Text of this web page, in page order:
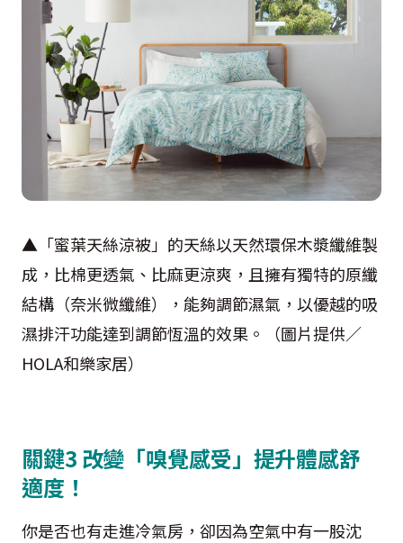
▲「蜜葉天絲涼被」的天絲以天然環保木漿纖維製
成，比棉更透氣、比麻更涼爽，且擁有獨特的原纖
結構（奈米微纖維），能夠調節濕氣，以優越的吸
濕排汗功能達到調節恆溫的效果。（圖片提供／
HOLA和樂家居）
關鍵3 改變「嗅覺感受」提升體感舒
適度！
你是否也有走進冷氣房，卻因為空氣中有一股沈